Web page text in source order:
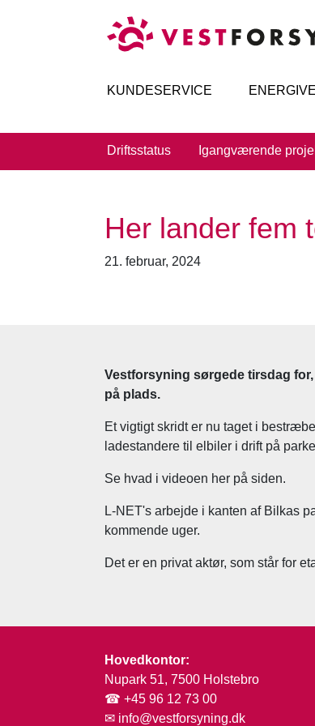
KUNDESERVICE
Driftsstatus Igangværende
Her lander fem
21. februar, 2024
Vestforsyning sørgede tirsdag
på plads.
Et vigtigt skridt er nu taget i
ladestandere til elbiler i drift på
Se hvad i videoen her på siden.
L-NET's arbejde i kanten af Bilkas
kommende uger.
Det er en privat aktør, som står for
Hovedkontor:
Nupark 51, 7500 Holstebro
☎ +45 96 12 73 00
✉ info@vestforsyning.dk